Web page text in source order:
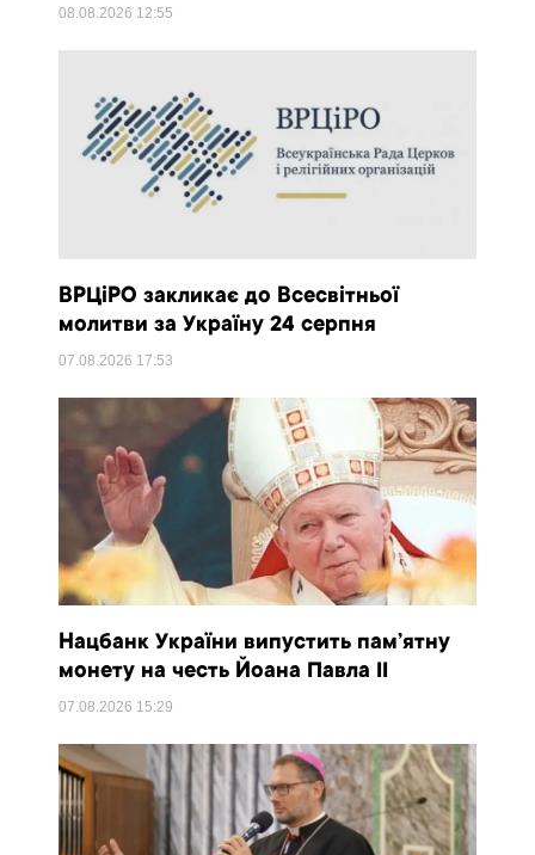
08.08.2026 12:55
ВРЦіРО закликає до Всесвітньої
молитви за Україну 24 серпня
07.08.2026 17:53
Нацбанк України випустить пам’ятну
монету на честь Йоана Павла II
07.08.2026 15:29